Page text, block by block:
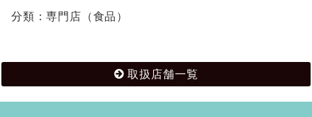
分類：専門店（食品）
取扱店舗一覧